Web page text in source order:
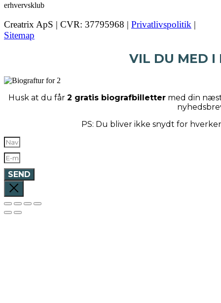
Creatrix ApS | CVR: 37795968 | Privatlivspolitik |
Sitemap
VIL DU MED I
Husk at du får 2 gratis biografbillettermed din
PS: Du bliver ikke snydt for
SEND